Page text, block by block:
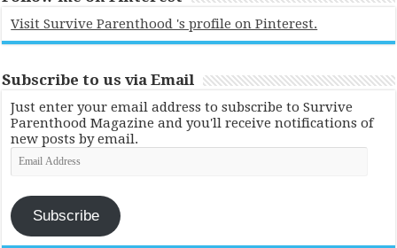
Visit Survive Parenthood 's profile on Pinterest.
Subscribe to us via Email
Just enter your email address to subscribe to Survive
Parenthood Magazine and you'll receive notifications of
new posts by email.
Email
Address
Subscribe